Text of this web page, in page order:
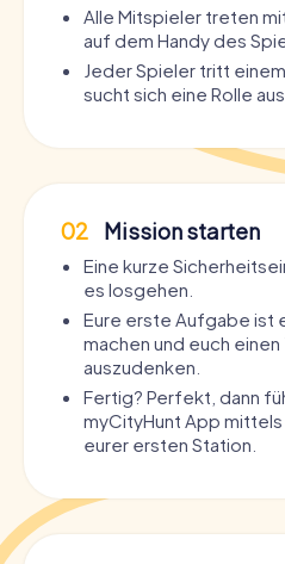
Alle Mitspieler treten
auf dem Handy des
Jeder Spieler tritt
sucht sich eine Rolle aus.
02 Mission starten
Eine kurze
es losgehen.
Eure erste Aufgabe ist
machen und euch einen
auszudenken.
Fertig? Perfekt, dann
myCityHunt App
eurer ersten Station.